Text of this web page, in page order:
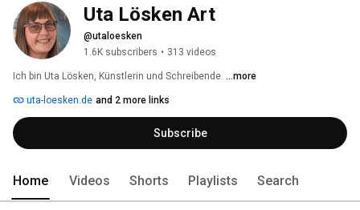
Uta Lösken Art
@utaloesken
1.6K subscribers • 313 videos
Ich bin Uta Lösken, Künstlerin und Schreibende. ...more
uta-loesken.de and 2 more links
Subscribe
Home Videos Shorts Playlists Search